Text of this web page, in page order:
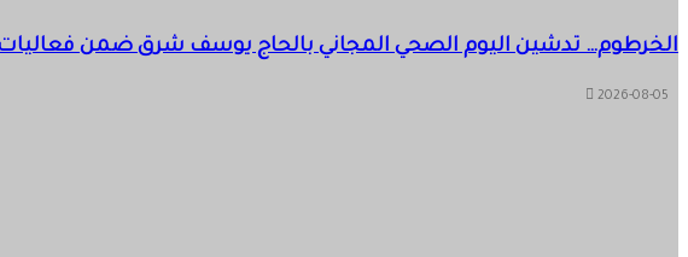
الخرطوم… تدشين اليوم الصحي المجاني بالحاج يوسف شرق ضمن
2026-08-05